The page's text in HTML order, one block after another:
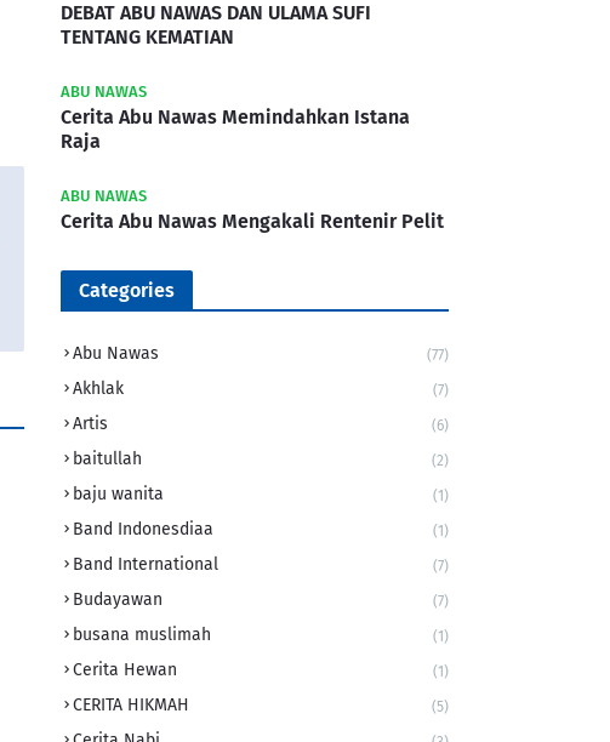
DEBAT ABU NAWAS DAN ULAMA SUFI
TENTANG KEMATIAN
ABU NAWAS
Cerita Abu Nawas Memindahkan Istana
Raja
ABU NAWAS
Cerita Abu Nawas Mengakali Rentenir Pelit
Categories
Abu Nawas (77)
Akhlak (7)
Artis (6)
baitullah (2)
baju wanita (1)
Band Indonesdiaa (1)
Band International (7)
Budayawan (7)
busana muslimah (1)
Cerita Hewan (1)
CERITA HIKMAH (5)